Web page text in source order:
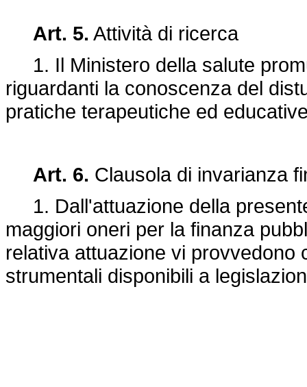
Art. 5. Attività di ricerca
1. Il Ministero della salute
riguardanti la conoscenza del
pratiche terapeutiche ed
Art. 6. Clausola di invarianza
1. Dall'attuazione della
maggiori oneri per la finanza
relativa attuazione vi provvedono
strumentali disponibili a